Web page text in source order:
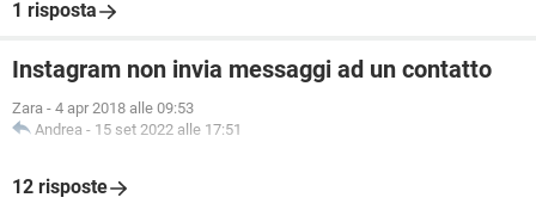
1 risposta
Instagram non invia messaggi ad un contatto
Zara - 4 apr 2018 alle 09:53
Andrea - 15 set 2022 alle 17:51
12 risposte